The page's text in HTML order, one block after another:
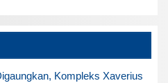
Kompleks Xaverius